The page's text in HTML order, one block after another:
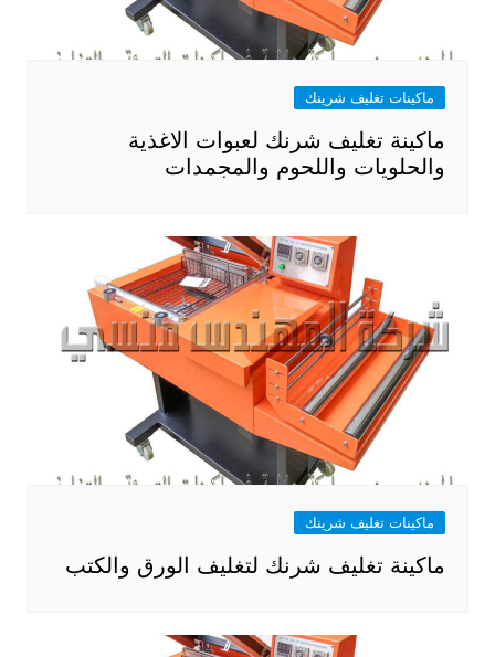
ماكينات تغليف شرينك
ماكينة تغليف شرنك لعبوات الاغذية
والحلويات واللحوم والمجمدات
ماكينات تغليف شرينك
ماكينة تغليف شرنك لتغليف الورق والكتب